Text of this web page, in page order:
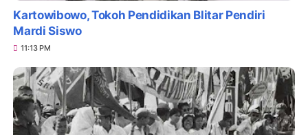
Kartowibowo, Tokoh Pendidikan Blitar Pendiri
Mardi Siswo
11:13 PM